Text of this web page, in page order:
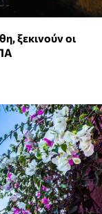
ξεκινούν οι